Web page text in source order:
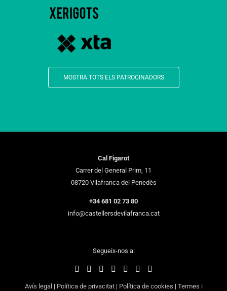
MOSTRA TOTS ELS PATROCINADORS
Cal Figarot
Carrer del General Prim, 11
08720 Vilafranca del Penedès
+34 681 02 73 80
info@castellersdevilafranca.cat
Segueix-nos a:
Avís legal | Política de privacitat| Política de cookies | Termes i